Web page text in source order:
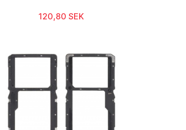
120,80 SEK